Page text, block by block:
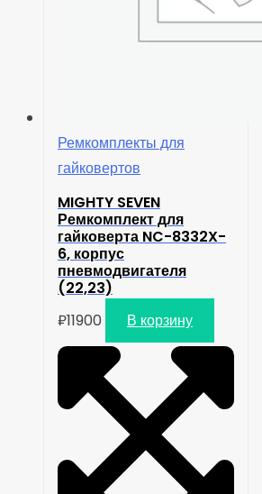
Ремкомплекты для
гайковертов
MIGHTY SEVEN
Ремкомплект для
гайковерта NC-8332X-
6, корпус
пневмодвигателя
(22,23)
₽11900 В корзину